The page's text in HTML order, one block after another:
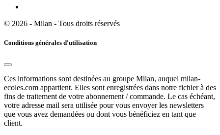
© 2026 - Milan - Tous droits réservés
Conditions générales d'utilisation
Ces informations sont destinées au groupe Milan, auquel milan-
ecoles.com appartient. Elles sont enregistrées dans notre fichier à des
fins de traitement de votre abonnement / commande. Le cas échéant,
votre adresse mail sera utilisée pour vous envoyer les newsletters
que vous avez demandées ou dont vous bénéficiez en tant que
client.